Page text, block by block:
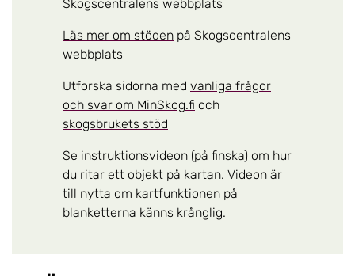
Skogscentralens webbplats
Läs mer om stöden på Skogscentralens
webbplats
Utforska sidorna med vanliga frågor
och svar om MinSkog.fi och
skogsbrukets stöd
Se instruktionsvideon (på finska) om hur
du ritar ett objekt på kartan. Videon är
till nytta om kartfunktionen på
blanketterna känns krånglig.